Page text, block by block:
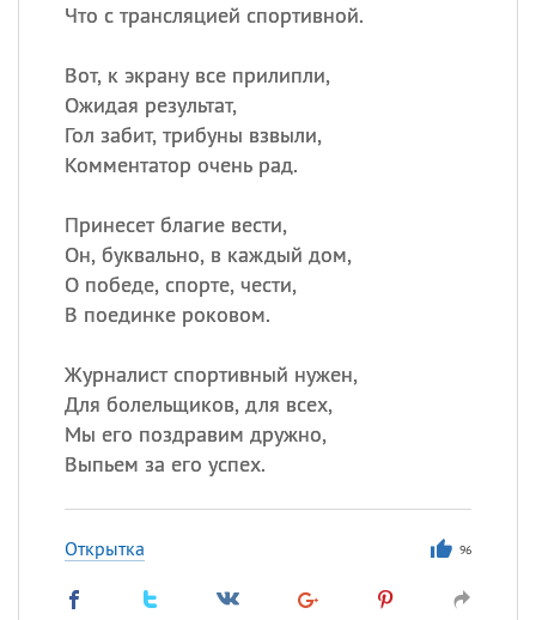
Что с трансляцией спортивной.
Вот, к экрану все прилипли,
Ожидая результат,
Гол забит, трибуны взвыли,
Комментатор очень рад.
Принесет благие вести,
Он, буквально, в каждый дом,
О победе, спорте, чести,
В поединке роковом.
Журналист спортивный нужен,
Для болельщиков, для всех,
Мы его поздравим дружно,
Выпьем за его успех.
Открытка 96
Акакий
Алена,Анастасия
Антонина
Посмотреть значение
происхождение